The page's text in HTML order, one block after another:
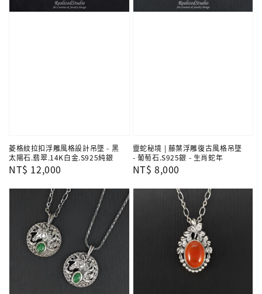
菱格紋拉扣浮雕風格設計吊墜 - 黑
太陽石.翡翠.14K白金.S925純銀
Regular
NT$ 12,000
靈蛇秘境 | 藤葉浮雕復古風格吊墜
- 葡萄石.S925銀 - 生肖蛇年
Regular
NT$ 8,000